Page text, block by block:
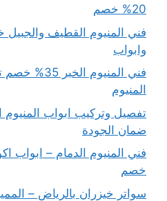
20% خصم
وابواب
فني المنيوم
المنيوم
ضمان الجودة
خصم
سواتر خيزران بالرياض –